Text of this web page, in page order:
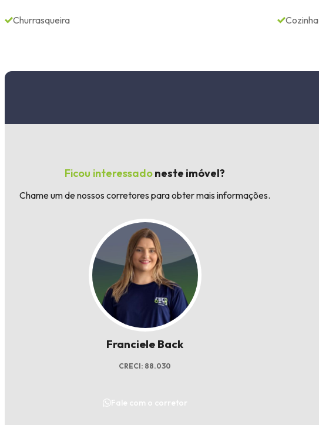
Churrasqueira Cozinha
Ficou interessadoneste imóvel?
Chame um de nossos corretores para obter mais informações.
Franciele Back
CRECI: 88.030
Fale com o corretor